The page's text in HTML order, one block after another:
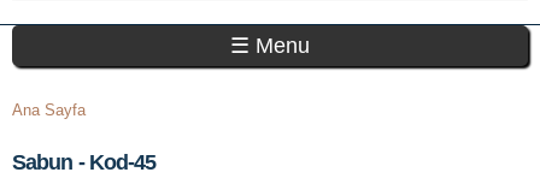
☰ Menu
Buradasınız
Ana Sayfa
Sabun - Kod-45